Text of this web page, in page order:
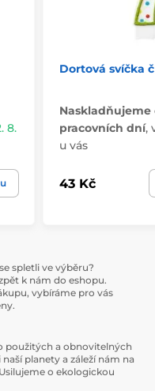
8.
Dortová svíčka
Naskladňujeme
pracovních dní,
u vás
43 Kč
spletli ve výběru?
k nám do eshopu.
vybíráme pro vás
použitých a obnovitelných
planety a záleží nám na
o ekologickou